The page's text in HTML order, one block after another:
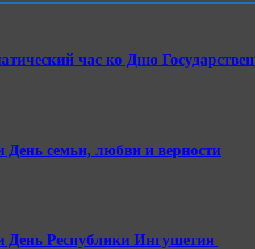
час ко Дню
семьи, любви и верности
День Республики Ингушетия